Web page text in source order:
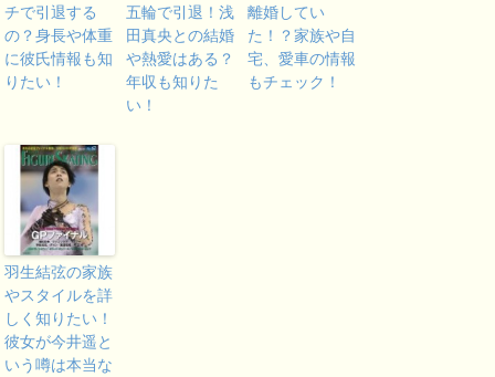
チで引退する
の？身長や体重
に彼氏情報も知
りたい！
五輪で引退！浅
田真央との結婚
や熱愛はある？
年収も知りた
い！
離婚してい
た！？家族や自
宅、愛車の情報
もチェック！
羽生結弦の家族
やスタイルを詳
しく知りたい！
彼女が今井遥と
いう噂は本当な